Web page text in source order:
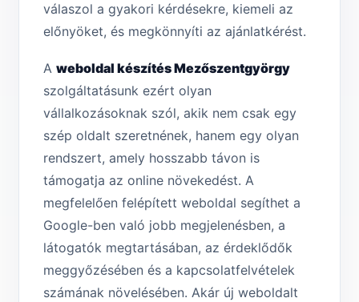
válaszol a gyakori kérdésekre, kiemeli az
előnyöket, és megkönnyíti az ajánlatkérést.
A weboldal készítés Mezőszentgyörgy
szolgáltatásunk ezért olyan
vállalkozásoknak szól, akik nem csak egy
szép oldalt szeretnének, hanem egy olyan
rendszert, amely hosszabb távon is
támogatja az online növekedést. A
megfelelően felépített weboldal segíthet a
Google-ben való jobb megjelenésben, a
látogatók megtartásában, az érdeklődők
meggyőzésében és a kapcsolatfelvételek
számának növelésében. Akár új weboldalt